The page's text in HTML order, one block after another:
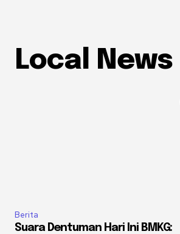
Local News
Berita
Suara Dentuman Hari Ini BMKG: